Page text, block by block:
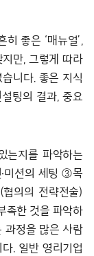
좋은 ‘매뉴얼’,
지만, 그렇게 따라
니다. 좋은 지식
팅의 결과, 중요
는지를 파악하는
미션의 세팅 ③목
의의 전략전술)
족한 것을 파악하
과정을 많은 사람
. 일반 영리기업